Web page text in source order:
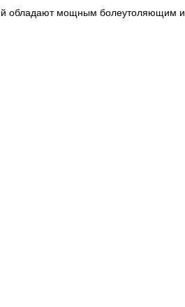
обладают мощным болеутоляющим и